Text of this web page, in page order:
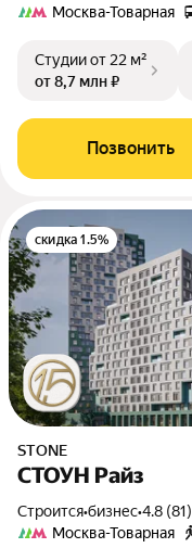
Москва-Товарная
Студииот 22 м²
от 8,7 млн ₽
Позвонить
скидка 1.5%
STONE
СТОУН Райз
Строится•бизнес•4.8 (81)
Москва-Товарная